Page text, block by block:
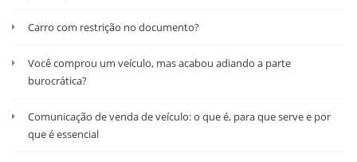
Carro com restrição no documento?
Você comprou um veículo, mas acabou adiando a parte
burocrática?
Comunicação de venda de veículo: o que é, para que serve e por
que é essencial